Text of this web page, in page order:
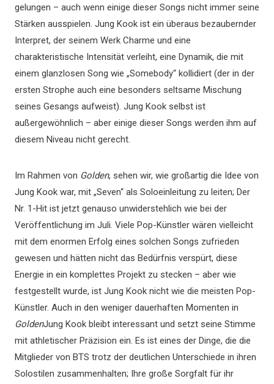
gelungen – auch wenn einige dieser Songs nicht immer seine
Stärken ausspielen. Jung Kook ist ein überaus bezaubernder
Interpret, der seinem Werk Charme und eine
charakteristische Intensität verleiht, eine Dynamik, die mit
einem glanzlosen Song wie „Somebody“ kollidiert (der in der
ersten Strophe auch eine besonders seltsame Mischung
seines Gesangs aufweist). Jung Kook selbst ist
außergewöhnlich – aber einige dieser Songs werden ihm auf
diesem Niveau nicht gerecht.
Im Rahmen von Golden, sehen wir, wie großartig die Idee von
Jung Kook war, mit „Seven“ als Soloeinleitung zu leiten; Der
Nr. 1-Hit ist jetzt genauso unwiderstehlich wie bei der
Veröffentlichung im Juli. Viele Pop-Künstler wären vielleicht
mit dem enormen Erfolg eines solchen Songs zufrieden
gewesen und hätten nicht das Bedürfnis verspürt, diese
Energie in ein komplettes Projekt zu stecken – aber wie
festgestellt wurde, ist Jung Kook nicht wie die meisten Pop-
Künstler. Auch in den weniger dauerhaften Momenten in
GoldenJung Kook bleibt interessant und setzt seine Stimme
mit athletischer Präzision ein. Es ist eines der Dinge, die die
Mitglieder von BTS trotz der deutlichen Unterschiede in ihren
Solostilen zusammenhalten; Ihre große Sorgfalt für ihr